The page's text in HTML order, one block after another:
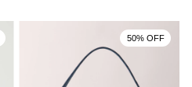
50% OFF